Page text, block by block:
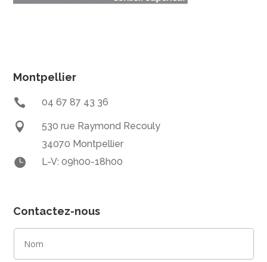
Montpellier
 04 67 87 43 36

530 rue Raymond Recouly
34070 Montpellier
 L-V: 09h00-18h00
Contactez-nous